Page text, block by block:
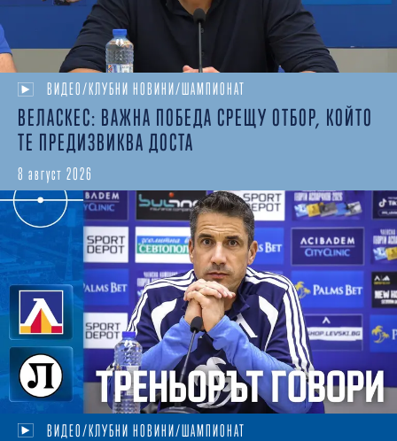
ВИДЕО/КЛУБНИ НОВИНИ/ШАМПИОНАТ
ВЕЛАСКЕС: ВАЖНА ПОБЕДА СРЕЩУ ОТБОР, КОЙТО
ТЕ ПРЕДИЗВИКВА ДОСТА
8 август 2026
ВИДЕО/КЛУБНИ НОВИНИ/ШАМПИОНАТ